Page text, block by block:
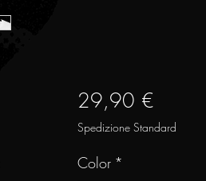
29,90 €Preis
Spedizione Standard
Color *